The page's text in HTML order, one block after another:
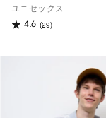
ユニセックス
4.6 (29)